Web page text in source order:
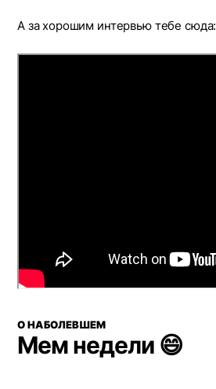
А за хорошим интервью тебе сюда:
О НАБОЛЕВШЕМ
Мем недели 😄